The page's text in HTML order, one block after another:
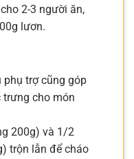
2-3 người ăn,
lươn.
phụ trợ cũng góp
cho món
200g) và 1/2
trộn lẫn để cháo